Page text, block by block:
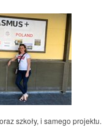
szkoły, i samego projektu.